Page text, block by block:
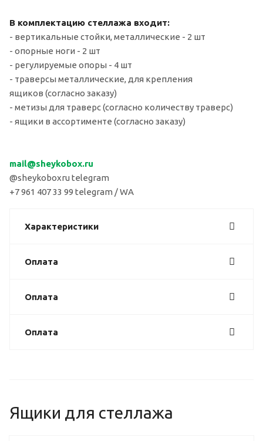
В комплектацию стеллажа входит:
- вертикальные стойки, металлические - 2 шт
- опорные ноги - 2 шт
- регулируемые опоры - 4 шт
- траверсы металлические, для крепления
ящиков (согласно заказу)
- метизы для траверс (согласно количеству траверс)
- ящики в ассортименте (согласно заказу)
mail@sheykobox.ru
@sheykoboxru telegram
+7 961 407 33 99 telegram / WA
Характеристики
Оплата
Оплата
Оплата
Ящики для стеллажа